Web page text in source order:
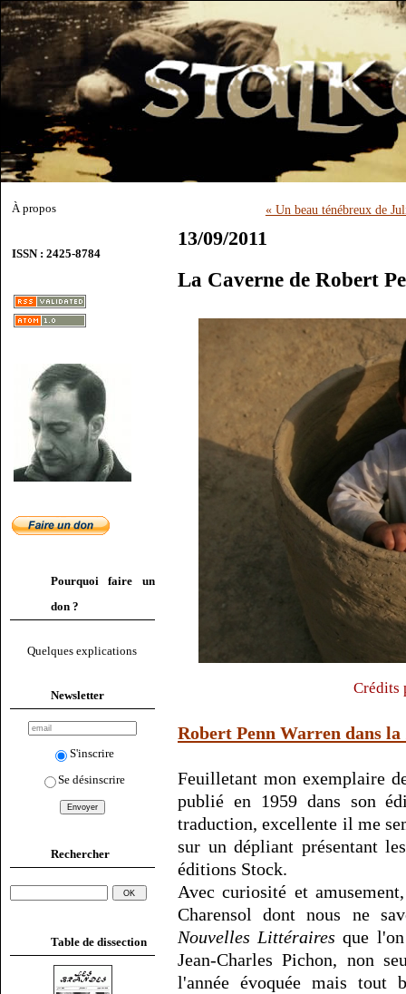
À propos
ISSN : 2425-8784
Pourquoi faire un
don ?
Quelques explications
Newsletter
S'inscrire
Se désinscrire
Rechercher
Table de dissection
« Un beau ténébreux de
13/09/2011
La Caverne de Robert
Crédits
Robert Penn Warren dans la
Feuilletant mon exemplaire
publié en 1959 dans son
traduction, excellente il me
sur un dépliant présentant
éditions Stock.
Avec curiosité et
Charensol dont nous ne
Nouvelles Littéraires que
Jean-Charles Pichon, non
l'année évoquée mais tout